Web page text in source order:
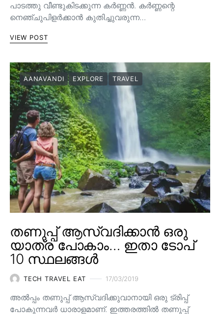
പാടത്തു വീണ്ടുകിടക്കുന്ന കർണ്ണൻ. കർണ്ണന്റെ
നെഞ്ചുപിളർക്കാൻ കുതിച്ചുവരുന്ന…
VIEW POST
AANAVANDI EXPLORE TRAVEL
തണുപ്പ് ആസ്വദിക്കാൻ ഒരു
യാത്ര പോകാം… ഇതാ ടോപ്
10 സ്ഥലങ്ങൾ
TECH TRAVEL EAT 17/03/2019
അൽപ്പം തണുപ്പ് ആസ്വദിക്കുവാനായി ഒരു ട്രിപ്പ്
പോകുന്നവർ ധാരാളമാണ്. ഇത്തരത്തിൽ തണുപ്പ്